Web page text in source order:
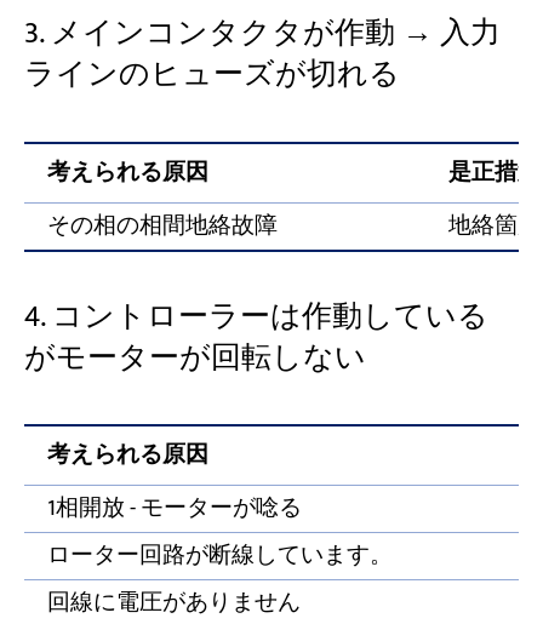
3. メインコンタクタが作動 → 入力
ラインのヒューズが切れる
考えられる原因
是正措置
その相の相間地絡故障
地絡箇
4. コントローラーは作動している
がモーターが回転しない
考えられる原因
1相開放 - モーターが唸る
ローター回路が断線しています。
回線に電圧がありません